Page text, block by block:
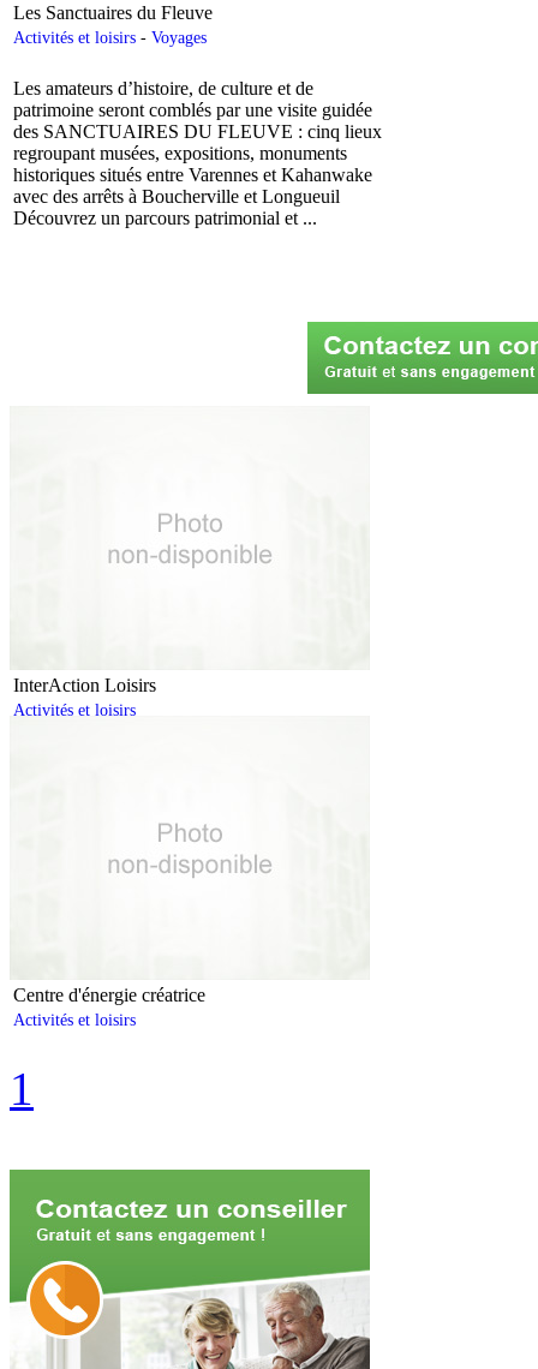
Les Sanctuaires du Fleuve
Activités et loisirs - Voyages
Les amateurs d’histoire, de culture et de
patrimoine seront comblés par une visite guidée
des SANCTUAIRES DU FLEUVE : cinq lieux
regroupant musées, expositions, monuments
historiques situés entre Varennes et Kahanwake
avec des arrêts à Boucherville et Longueuil
Découvrez un parcours patrimonial et ...
InterAction Loisirs
Activités et loisirs
Centre d'énergie créatrice
Activités et loisirs
1